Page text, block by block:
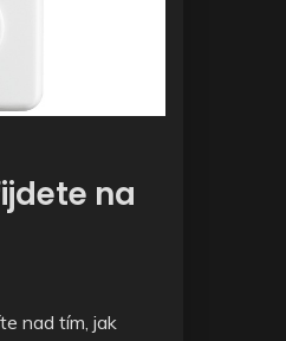
na
nad tím, jak